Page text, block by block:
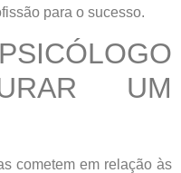
para o sucesso.
UM
cometem em relação às